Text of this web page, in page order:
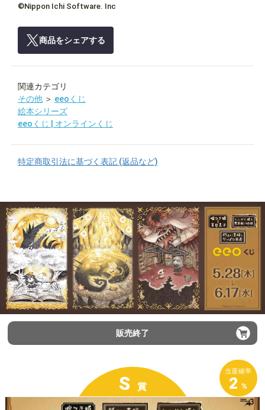
©Nippon Ichi Software. Inc
商品をシェアする
関連カテゴリ
その他 ＞ eeoくじ
絵本シリーズ
eeoくじ | オンラインくじ
特定商取引法に基づく表記 (返品など)